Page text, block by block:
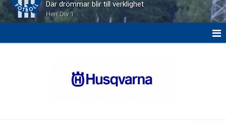
Där drömmar blir till verklighet
Herr Div 1